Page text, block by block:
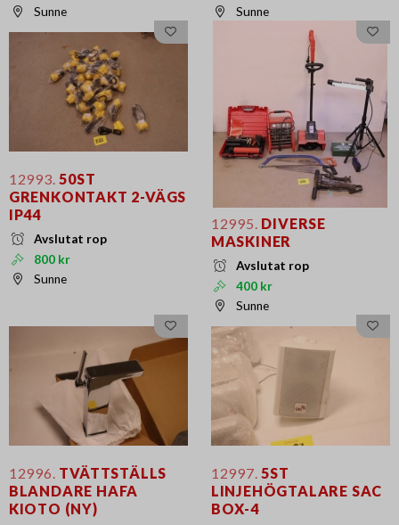
Sunne
Sunne
12993. 50ST
GRENKONTAKT 2-VÄGS
IP44
Avslutat rop
800 kr
Sunne
12995. DIVERSE
MASKINER
Avslutat rop
400 kr
Sunne
12996. TVÄTTSTÄLLS
BLANDARE HAFA
KIOTO (NY)
12997. 5ST
LINJEHÖGTALARE SAC
BOX-4